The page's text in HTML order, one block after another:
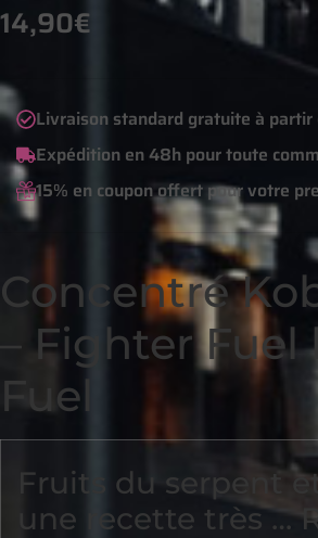
14,90€
Livraison standard gratuite à
Expédition en 48h pour toute
15% en coupon offert pour votre
Concentré
– Fighter Fuel
Fuel
Fruits du serpent
une recette très …